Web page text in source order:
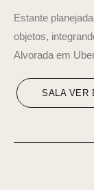
Estante
objetos,
Alvorada em
SALA VER